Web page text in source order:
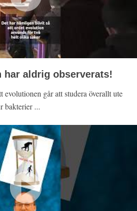
har aldrig observerats!
evolutionen går att studera överallt ute
bakterier ...